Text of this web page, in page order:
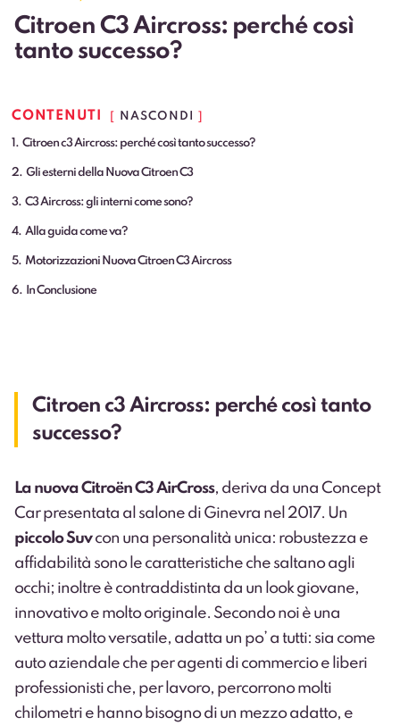
Citroen C3 Aircross: perché così
tanto successo?
CONTENUTI NASCONDI
1 Citroen c3 Aircross: perché così tanto successo?
2 Gli esterni della Nuova Citroen C3
3 C3 Aircross: gli interni come sono?
4 Alla guida come va?
5 Motorizzazioni Nuova Citroen C3 Aircross
6 In Conclusione
Citroen c3 Aircross: perché così tanto
successo?
La nuova Citroën C3 AirCross, deriva da una Concept
Car presentata al salone di Ginevra nel 2017. Un
piccolo Suvcon una personalità unica: robustezza e
affidabilità sono le caratteristiche che saltano agli
occhi; inoltre è contraddistinta da un look giovane,
innovativo e molto originale. Secondo noi è una
vettura molto versatile, adatta un po’ a tutti: sia come
auto aziendale che per agenti di commercio e liberi
professionisti che, per lavoro, percorrono molti
chilometri e hanno bisogno di un mezzo adatto, e